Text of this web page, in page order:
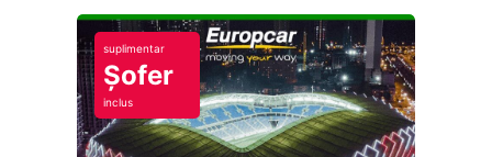
suplimentar
Șofer
inclus